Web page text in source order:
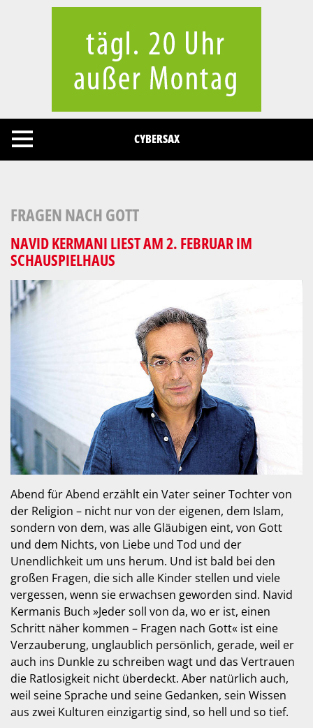
CYBERSAX
FRAGEN NACH GOTT
NAVID KERMANI LIEST AM 2. FEBRUAR IM
SCHAUSPIELHAUS
Abend für Abend erzählt ein Vater seiner Tochter von
der Religion – nicht nur von der eigenen, dem Islam,
sondern von dem, was alle Gläubigen eint, von Gott
und dem Nichts, von Liebe und Tod und der
Unendlichkeit um uns herum. Und ist bald bei den
großen Fragen, die sich alle Kinder stellen und viele
vergessen, wenn sie erwachsen geworden sind. Navid
Kermanis Buch »Jeder soll von da, wo er ist, einen
Schritt näher kommen – Fragen nach Gott« ist eine
Verzauberung, unglaublich persönlich, gerade, weil er
auch ins Dunkle zu schreiben wagt und das Vertrauen
die Ratlosigkeit nicht überdeckt. Aber natürlich auch,
weil seine Sprache und seine Gedanken, sein Wissen
aus zwei Kulturen einzigartig sind, so hell und so tief.
Cookies management panel